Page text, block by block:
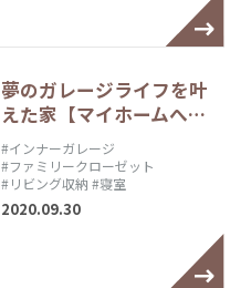
夢のガレージライフを叶
えた家【マイホームへ…
#インナーガレージ
#ファミリークローゼット
#リビング収納 #寝室
2020.09.30